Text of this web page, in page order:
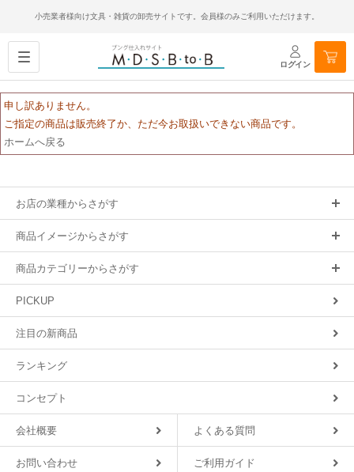
小売業者様向け文具・雑貨の卸売サイトです。会員様のみご利用いただけます。
ログイン
申し訳ありません。
ご指定の商品は販売終了か、ただ今お取扱いできない商品です。
ホームへ戻る
お店の業種からさがす
商品イメージからさがす
商品カテゴリーからさがす
PICKUP
注目の新商品
ランキング
コンセプト
会社概要 よくある質問
お問い合わせ ご利用ガイド